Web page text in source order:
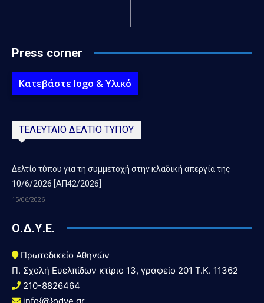
Press corner
Κατεβάστε logo & Υλικό
ΤΕΛΕΥΤΑΙΟ ΔΕΛΤΙΟ ΤΥΠΟΥ
Δελτίο τύπου για τη συμμετοχή στην κλαδική απεργία της
10/6/2026 [ΑΠ42/2026]
15/06/2026
Ο.Δ.Υ.Ε.
Πρωτοδικείο Αθηνών
Π. Σχολή Ευελπίδων κτίριο 13, γραφείο 201 T.K. 11362
210-8826464
info{@}odye.gr